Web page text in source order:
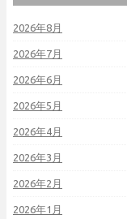
2026年8月
2026年7月
2026年6月
2026年5月
2026年4月
2026年3月
2026年2月
2026年1月